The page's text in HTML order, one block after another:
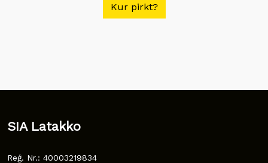
Kur pirkt?
SIA Latakko
Reģ. Nr.: 40003219834